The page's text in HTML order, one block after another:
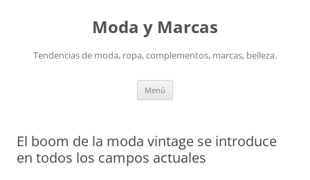
Moda y Marcas
Tendencias de moda, ropa, complementos, marcas, belleza.
Menú
El boom de la moda vintage se introduce
en todos los campos actuales